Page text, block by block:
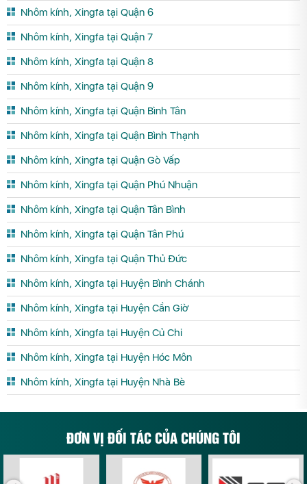
Nhôm kính, Xingfa tại Quận 6
Nhôm kính, Xingfa tại Quận 7
Nhôm kính, Xingfa tại Quận 8
Nhôm kính, Xingfa tại Quận 9
Nhôm kính, Xingfa tại Quận Bình Tân
Nhôm kính, Xingfa tại Quận Bình Thạnh
Nhôm kính, Xingfa tại Quận Gò Vấp
Nhôm kính, Xingfa tại Quận Phú Nhuận
Nhôm kính, Xingfa tại Quận Tân Bình
Nhôm kính, Xingfa tại Quận Tân Phú
Nhôm kính, Xingfa tại Quận Thủ Đức
Nhôm kính, Xingfa tại Huyện Bình Chánh
Nhôm kính, Xingfa tại Huyện Cần Giờ
Nhôm kính, Xingfa tại Huyện Củ Chi
Nhôm kính, Xingfa tại Huyện Hóc Môn
Nhôm kính, Xingfa tại Huyện Nhà Bè
ĐƠN VỊ ĐỐI TÁC CỦA CHÚNG TÔI